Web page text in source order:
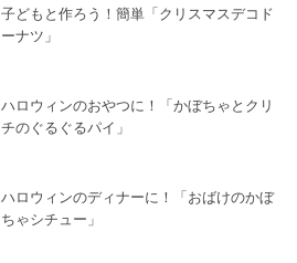
子どもと作ろう！簡単「クリスマスデコド
ーナツ」
ハロウィンのおやつに！「かぼちゃとクリ
チのぐるぐるパイ」
ハロウィンのディナーに！「おばけのかぼ
ちゃシチュー」